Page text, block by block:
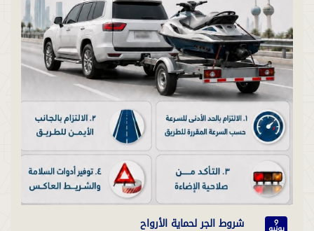
9
يونيو شروط الجر لحماية الأرواح